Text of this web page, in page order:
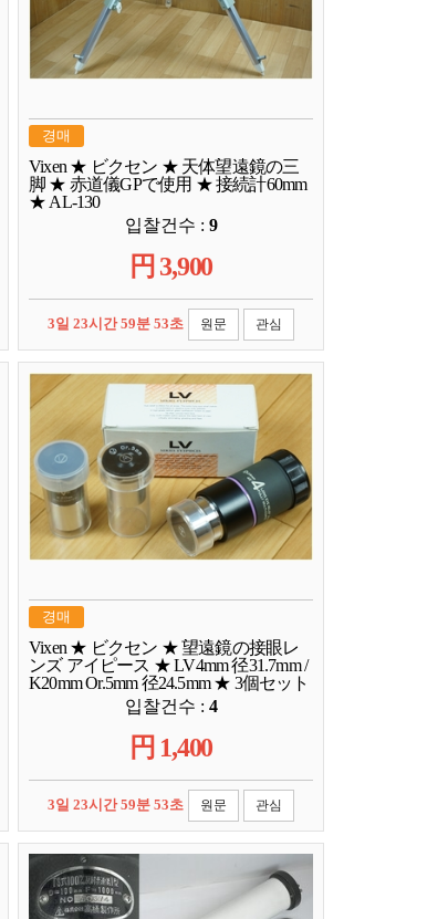
경매
Vixen ★ ビクセン ★ 天体望遠鏡の三
脚 ★ 赤道儀GPで使用 ★ 接続計60mm
★ AL-130
입찰건수 : 9
円 3,900
3일 23시간 59분 52초 원문 관심
경매
Vixen ★ ビクセン ★ 望遠鏡の接眼レ
ンズ アイピース ★ LV4mm 径31.7mm /
K20mm Or.5mm 径24.5mm ★ 3個セット
입찰건수 : 4
円 1,400
3일 23시간 59분 52초 원문 관심